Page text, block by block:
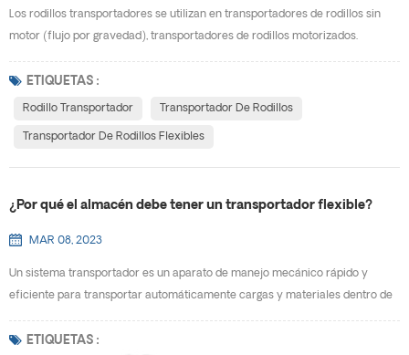
Los rodillos transportadores se utilizan en transportadores de rodillos sin
motor (flujo por gravedad), transportadores de rodillos motorizados.
cajas y bolsas. En la actualidad, los principales materiales de los rodillos
transportadores son: rodillos de plástico, rodillos galvanizados y rodillos de
ETIQUETAS :
Rodillo Transportador Transportador De Rodillos
Transportador De Rodillos Flexibles
¿Por qué el almacén debe tener un transportador flexible?
MAR 08, 2023
Un sistema transportador es un aparato de manejo mecánico rápido y
eficiente para transportar automáticamente cargas y materiales dentro de
lugar de trabajo y reduce los costos laborales, entre otros beneficios. Son
ETIQUETAS :